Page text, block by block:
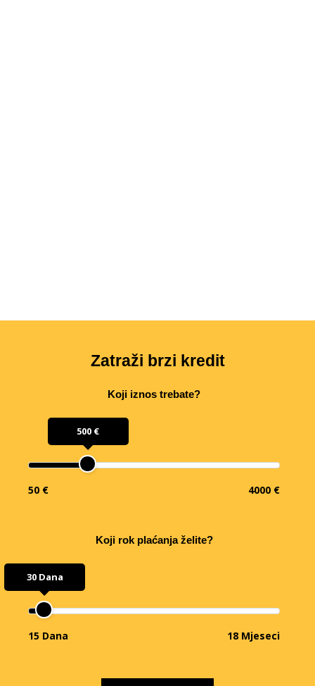
Zatraži brzi kredit
Koji iznos trebate?
500 €
50 € 4000 €
Koji rok plaćanja želite?
30 Dana
15 Dana 18 Mjeseci